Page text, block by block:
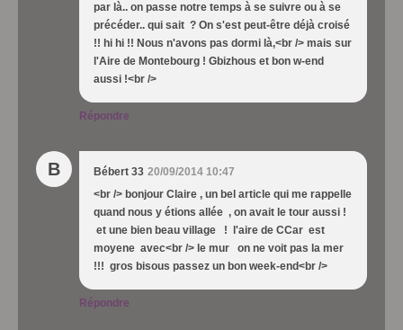
par là.. on passe notre temps à se suivre ou à se
précéder.. qui sait ? On s'est peut-être déjà croisé
!! hi hi !! Nous n'avons pas dormi là,<br /> mais sur
l'Aire de Montebourg ! Gbizhous et bon w-end
aussi !<br />
Répondre
B Bébert 33 20/09/2014 10:47
<br /> bonjour Claire , un bel article qui me rappelle
quand nous y étions allée , on avait le tour aussi !
et une bien beau village ! l'aire de CCar est
moyene avec<br /> le mur on ne voit pas la mer
!!! gros bisous passez un bon week-end<br />
Répondre